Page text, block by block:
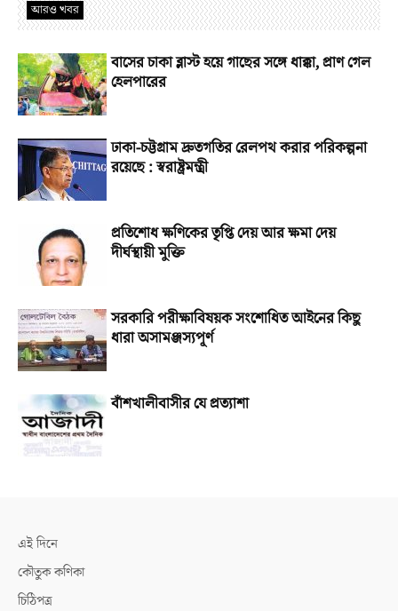
আরও খবর
বাসের চাকা ব্লাস্ট হয়ে গাছের সঙ্গে ধাক্কা, প্রাণ গেল
হেলপারের
ঢাকা-চট্টগ্রাম দ্রুতগতির রেলপথ করার পরিকল্পনা
রয়েছে : স্বরাষ্ট্রমন্ত্রী
প্রতিশোধ ক্ষণিকের তৃপ্তি দেয় আর ক্ষমা দেয়
দীর্ঘস্থায়ী মুক্তি
সরকারি পরীক্ষাবিষয়ক সংশোধিত আইনের কিছু
ধারা অসামঞ্জস্যপূর্ণ
বাঁশখালীবাসীর যে প্রত্যাশা
এই দিনে
কৌতুক কণিকা
চিঠিপত্র